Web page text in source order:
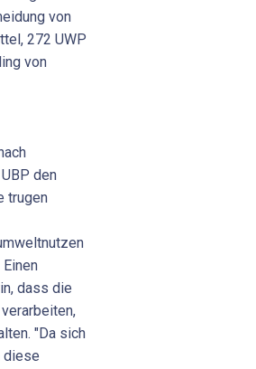
den
trugen
dass die
"Da sich
diese